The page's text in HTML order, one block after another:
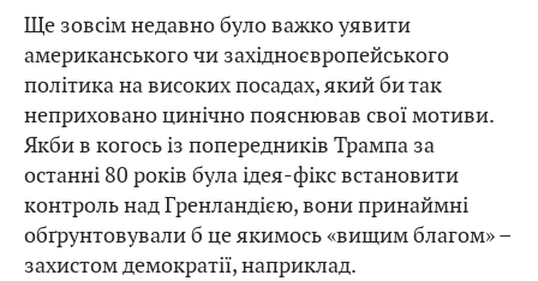
Ще зовсім недавно було важко уявити
американського чи західноєвропейського
політика на високих посадах, який би так
неприховано цинічно пояснював свої мотиви.
Якби в когось із попередників Трампа за
останні 80 років була ідея-фікс встановити
контроль над Гренландією, вони принаймні
обґрунтовували б це якимось «вищим благом» –
захистом демократії, наприклад.